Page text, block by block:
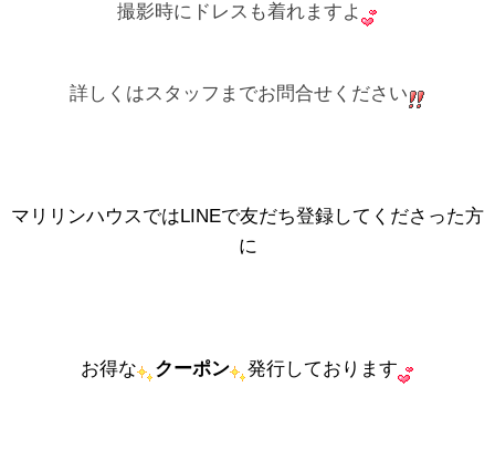
撮影時にドレスも着れますよ
詳しくはスタッフまでお問合せください
マリリンハウスではLINEで友だち登録してくださった方
に
お得な クーポン 発行しております